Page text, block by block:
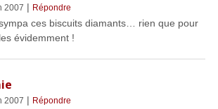
2007 | Répondre
ces biscuits diamants… rien que pour
évidemment !
2007 | Répondre